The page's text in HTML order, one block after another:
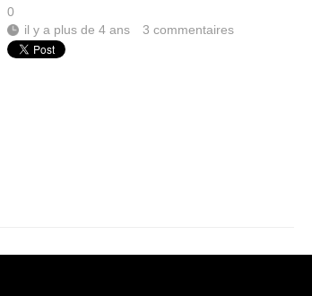
0
il y a plus de 4 ans
3commentaires